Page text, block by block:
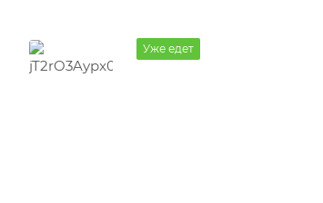
Уже едет